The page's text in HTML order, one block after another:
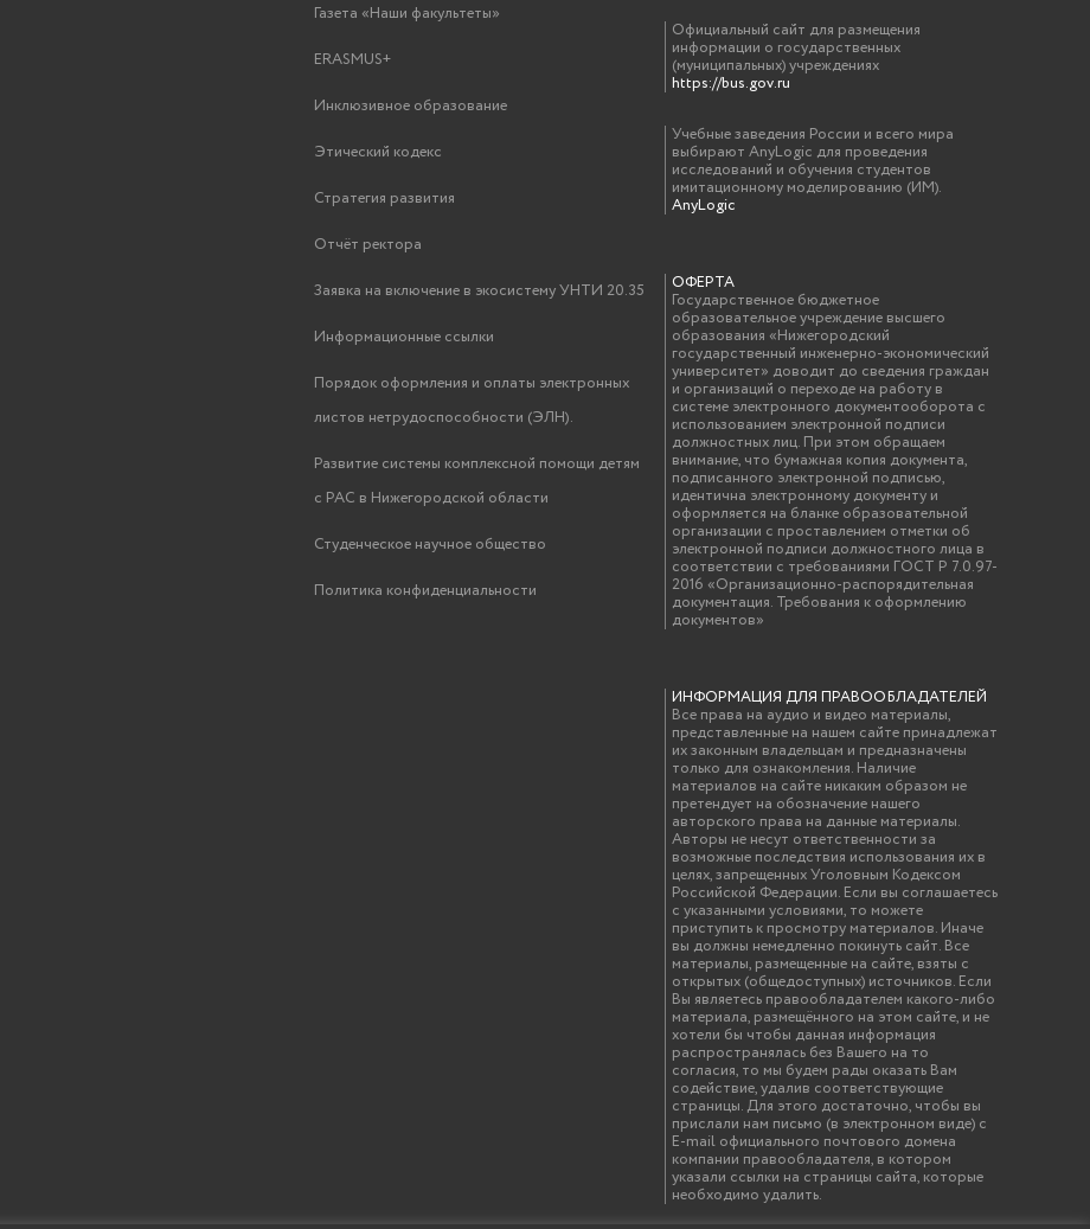
Газета «Наши факультеты»
ERASMUS+
Инклюзивное образование
Этический кодекс
Стратегия развития
Отчёт ректора
Заявка на включение в экосистему УНТИ 20.35
Информационные ссылки
Порядок оформления и оплаты электронных
листов нетрудоспособности (ЭЛН).
Развитие системы комплексной помощи детям
с РАС в Нижегородской области
Студенческое научное общество
Политика конфиденциальности
Официальный сайт для размещения
информации о государственных
(муниципальных) учреждениях
https://bus.gov.ru
Учебные заведения России и всего мира
выбирают AnyLogic для проведения
исследований и обучения студентов
имитационному моделированию (ИМ).
AnyLogic
ОФЕРТА
Государственное бюджетное
образовательное учреждение высшего
образования «Нижегородский
государственный инженерно-экономический
университет» доводит до сведения граждан
и организаций о переходе на работу в
системе электронного документооборота с
использованием электронной подписи
должностных лиц. При этом обращаем
внимание, что бумажная копия документа,
подписанного электронной подписью,
идентична электронному документу и
оформляется на бланке образовательной
организации с проставлением отметки об
электронной подписи должностного лица в
соответствии с требованиями ГОСТ Р 7.0.97-
2016 «Организационно-распорядительная
документация. Требования к оформлению
документов»
ИНФОРМАЦИЯ ДЛЯ ПРАВООБЛАДАТЕЛЕЙ
Все права на аудио и видео материалы,
представленные на нашем сайте принадлежат
их законным владельцам и предназначены
только для ознакомления. Наличие
материалов на сайте никаким образом не
претендует на обозначение нашего
авторского права на данные материалы.
Авторы не несут ответственности за
возможные последствия использования их в
целях, запрещенных Уголовным Кодексом
Российской Федерации. Если вы соглашаетесь
с указанными условиями, то можете
приступить к просмотру материалов. Иначе
вы должны немедленно покинуть сайт. Все
материалы, размещенные на сайте, взяты с
открытых (общедоступных) источников. Если
Вы являетесь правообладателем какого-либо
материала, размещённого на этом сайте, и не
хотели бы чтобы данная информация
распространялась без Вашего на то
согласия, то мы будем рады оказать Вам
содействие, удалив соответствующие
страницы. Для этого достаточно, чтобы вы
прислали нам письмо (в электронном виде) с
E-mail официального почтового домена
компании правообладателя, в котором
указали ссылки на страницы сайта, которые
необходимо удалить.